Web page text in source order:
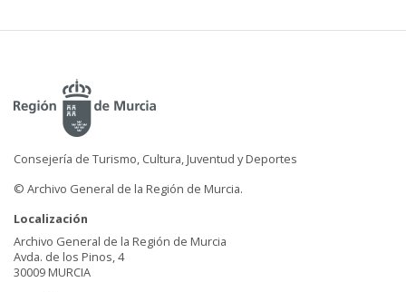
Consejería de Turismo, Cultura, Juventud y Deportes
© Archivo General de la Región de Murcia.
Localización
Archivo General de la Región de Murcia
Avda. de los Pinos, 4
30009 MURCIA